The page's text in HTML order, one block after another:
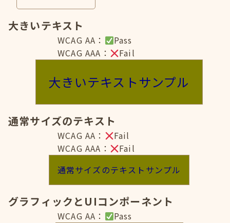
大きいテキスト
WCAG AA：
Pass
WCAG AAA：
Fail
大きいテキストサンプル
通常サイズのテキスト
WCAG AA：
Fail
WCAG AAA：
Fail
通常サイズのテキストサンプル
グラフィックとUIコンポーネント
WCAG AA： Pass